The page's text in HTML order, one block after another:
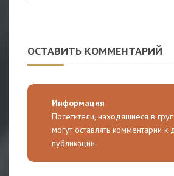
ОСТАВИТЬ КОММЕНТАРИЙ
Информация
Посетители, находящиеся в
могут оставлять комментарии к
публикации.